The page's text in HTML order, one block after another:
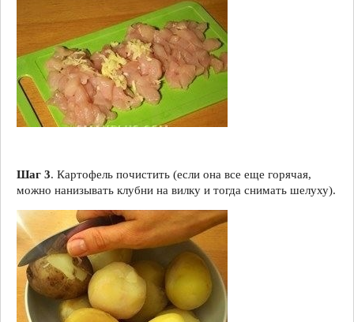
Шаг 3. Картофель почистить (если она все еще горячая,
можно нанизывать клубни на вилку и тогда снимать шелуху).